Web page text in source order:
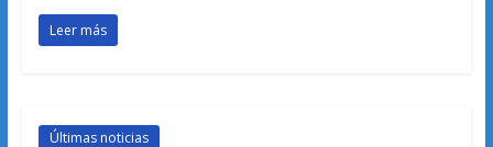
Leer más
Últimas noticias